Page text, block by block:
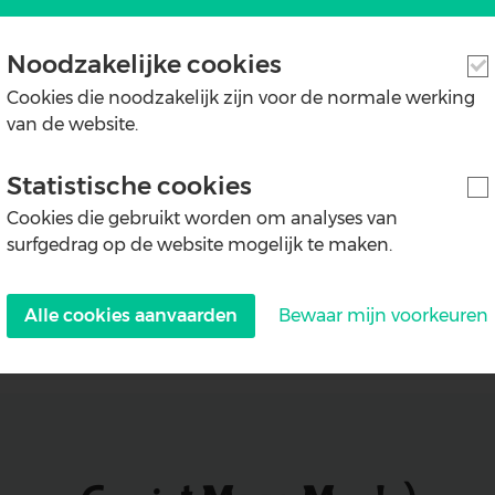
voeling hebben met animatie, lesgeven en taal.
deel) en animatoren (recreatief deel) op pad
Noodzakelijke cookies
Cookies die noodzakelijk zijn voor de normale werking
van de website.
Statistische cookies
Cookies die gebruikt worden om analyses van
surfgedrag op de website mogelijk te maken.
Alle cookies aanvaarden Bewaar mijn voorkeuren